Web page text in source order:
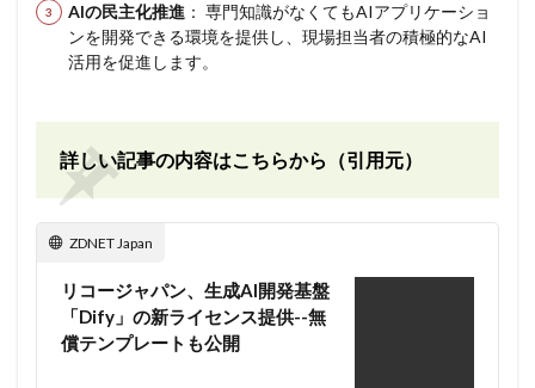
AIの民主化推進 ： 専門知識がなくてもAIアプリケーショ
ンを開発できる環境を提供し、現場担当者の積極的なAI
活用を促進します。
詳しい記事の内容はこちらから（引用元）
ZDNET Japan
リコージャパン、生成AI開発基盤
「Dify」の新ライセンス提供--無
償テンプレートも公開